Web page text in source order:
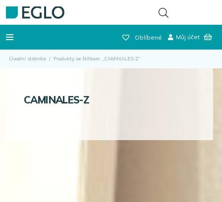
Oblíbené Můj účet
Úvodní stránka / Produkty se štítkem „CAMINALES-Z“
CAMINALES-Z